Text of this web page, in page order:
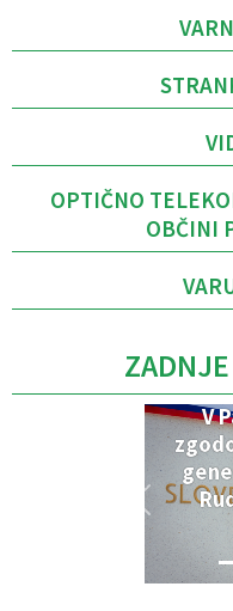
OPTIČNO
OBČINI
V